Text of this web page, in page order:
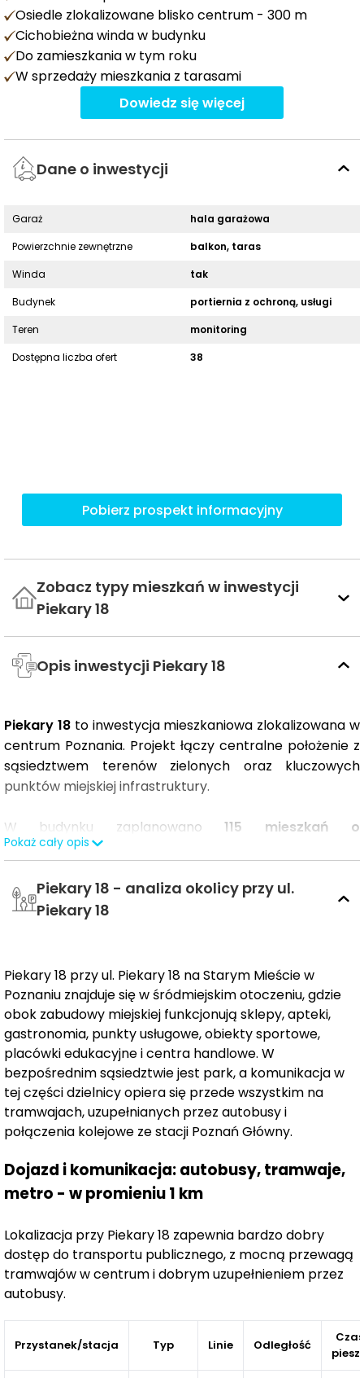
Osiedle zlokalizowane blisko centrum - 300 m
Cichobieżna winda w budynku
Do zamieszkania w tym roku
W sprzedaży mieszkania z tarasami
Dowiedz się więcej
Dane o inwestycji
Garaż
hala garażowa
Powierzchnie zewnętrzne
balkon, taras
Winda
tak
Budynek
portiernia z ochroną, usługi
Teren
monitoring
Dostępna liczba ofert
38
Pobierz prospekt informacyjny
Zobacz typy mieszkań w inwestycji
Piekary 18
Opis inwestycji Piekary 18
Piekary 18to inwestycja mieszkaniowa zlokalizowana w
centrum Poznania. Projekt łączy centralne położenie z
sąsiedztwem terenów zielonych oraz kluczowych
punktów miejskiej infrastruktury.
W budynku zaplanowano115 mieszkań
o
powierzchniach od
tarasy, a duże przeszklenia zapewnią dobre
doświetlenie wnętrz. Obiekt będzie miał
7 kondygnacji
istotnie zwiększa komfort codziennego funkcjonowania
w tej części miasta.
Bryła budynku została zaprojektowana z naciskiem na
elegancką, ponadczasową formę wpisującą się w
zabudowę centrum miasta. Na parterze przewidziano
lokale usługowe, wjazd do hali garażowej oraz
portiernię z ochroną. Budynek będziemonitorowany,
co dodatkowo podniesie standard bezpieczeństwa
Pokaż cały opis
Piekary 18 - analiza okolicy przy ul.
Piekary 18
Piekary 18 przy ul. Piekary 18 na Starym Mieście w
Poznaniu znajduje się w śródmiejskim otoczeniu, gdzie
obok zabudowy miejskiej funkcjonują sklepy, apteki,
gastronomia, punkty usługowe, obiekty sportowe,
placówki edukacyjne i centra handlowe. W
bezpośrednim sąsiedztwie jest park, a komunikacja w
tej części dzielnicy opiera się przede wszystkim na
tramwajach, uzupełnianych przez autobusy i
połączenia kolejowe ze stacji Poznań Główny.
Dojazd i komunikacja: autobusy, tramwaje,
metro - w promieniu 1 km
Lokalizacja przy Piekary 18 zapewnia bardzo dobry
dostęp do transportu publicznego, z mocną przewagą
tramwajów w centrum i dobrym uzupełnieniem przez
autobusy.
Przystanek/stacja Typ Linie Odległość
Czas